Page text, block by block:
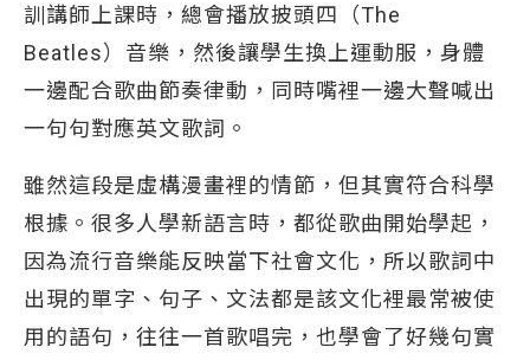
訓講師上課時，總會播放披頭四（The
Beatles）音樂，然後讓學生換上運動服，身體
一邊配合歌曲節奏律動，同時嘴裡一邊大聲喊出
一句句對應英文歌詞。
雖然這段是虛構漫畫裡的情節，但其實符合科學
根據。很多人學新語言時，都從歌曲開始學起，
因為流行音樂能反映當下社會文化，所以歌詞中
出現的單字、句子、文法都是該文化裡最常被使
用的語句，往往一首歌唱完，也學會了好幾句實